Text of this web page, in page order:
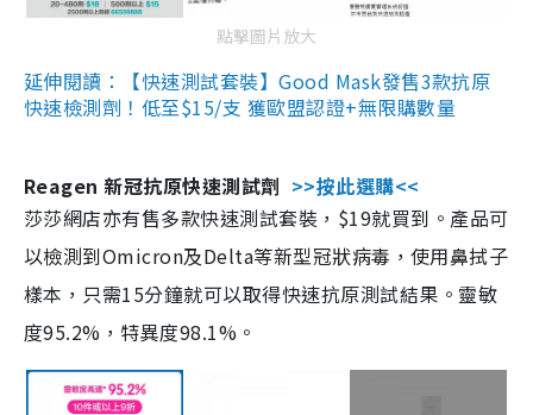
點擊圖片放大
延伸閱讀：【快速測試套裝】Good Mask發售3款抗原
快速檢測劑！低至$15/支 獲歐盟認證+無限購數量
Reagen 新冠抗原快速測試劑 >>按此選購<<
莎莎網店亦有售多款快速測試套裝，$19就買到。產品可
以檢測到Omicron及Delta等新型冠狀病毒，使用鼻拭子
樣本，只需15分鐘就可以取得快速抗原測試結果。靈敏
度95.2%，特異度98.1%。